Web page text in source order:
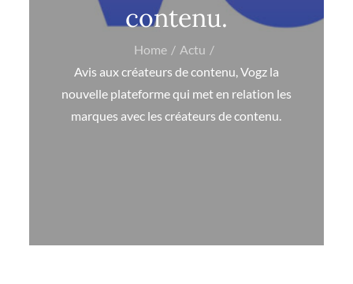
contenu.
Home
Actu
Avis aux créateurs de contenu, Vogz la
nouvelle plateforme qui met en relation les
marques avec les créateurs de contenu.